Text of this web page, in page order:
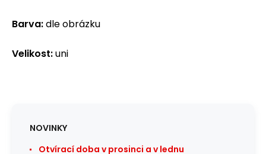
Barva:dle obrázku
Velikost:uni
NOVINKY
Otvírací doba v prosinci a v lednu